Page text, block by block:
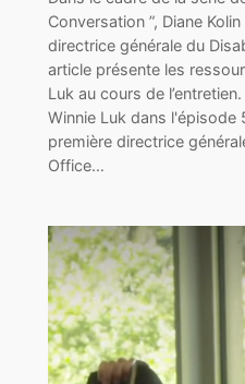
Conversation ”, Diane
directrice générale du
article présente les
Luk au cours de
Winnie Luk dans l'épisode
première directrice
Office…